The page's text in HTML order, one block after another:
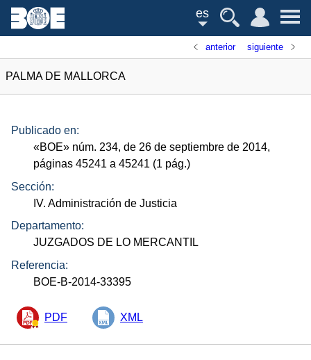
es
anterior siguiente
PALMA DE MALLORCA
Publicado en:
«BOE» núm. 234, de 26 de septiembre de 2014,
páginas 45241 a 45241 (1 pág.)
Sección:
IV. Administración de Justicia
Departamento:
JUZGADOS DE LO MERCANTIL
Referencia:
BOE-B-2014-33395
PDF XML